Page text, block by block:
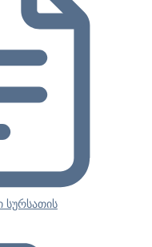
სურსათის